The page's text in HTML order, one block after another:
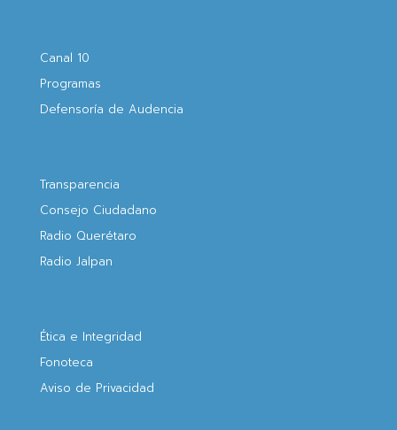
Canal 10
Programas
Defensoría de Audencia
Transparencia
Consejo Ciudadano
Radio Querétaro
Radio Jalpan
Ética e Integridad
Fonoteca
Aviso de Privacidad